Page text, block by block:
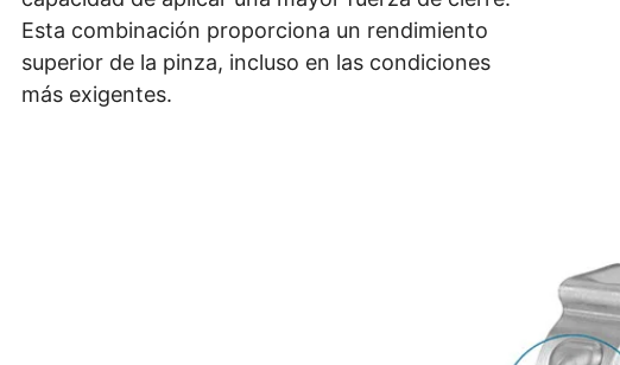
Esta combinación proporciona un rendimiento
superior de la pinza, incluso en las condiciones
más exigentes.